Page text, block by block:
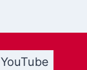
YouTube